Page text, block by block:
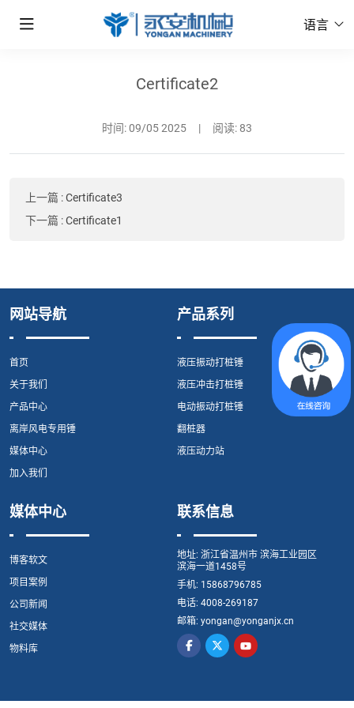
语言
Certificate2
时间:09/05 2025 | 阅读: 83
上一篇 :Certificate3
下一篇 :Certificate1
网站导航
首页
关于我们
产品中心
离岸风电专用锤
媒体中心
加入我们
产品系列
液压振动打桩锤
液压冲击打桩锤
电动振动打桩锤
翻桩器
液压动力站
媒体中心
博客软文
项目案例
公司新闻
社交媒体
物料库
联系信息
地址: 浙江省温州市 滨海工业园区
滨海一道1458号
手机: 15868796785
电话: 4008-269187
邮箱: yongan@yonganjx.cn